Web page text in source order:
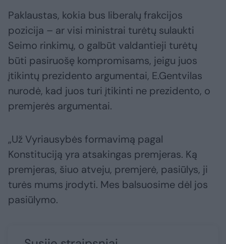
Paklaustas, kokia bus liberalų frakcijos
pozicija – ar visi ministrai turėtų sulaukti
Seimo rinkimų, o galbūt valdantieji turėtų
būti pasiruošę kompromisams, jeigu juos
įtikintų prezidento argumentai, E.Gentvilas
nurodė, kad juos turi įtikinti ne prezidento, o
premjerės argumentai.
„Už Vyriausybės formavimą pagal
Konstituciją yra atsakingas premjeras. Ką
premjeras, šiuo atveju, premjerė, pasiūlys, ji
turės mums įrodyti. Mes balsuosime dėl jos
pasiūlymo.